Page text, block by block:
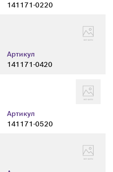
141171-0220
Артикул
141171-0420
Артикул
141171-0520